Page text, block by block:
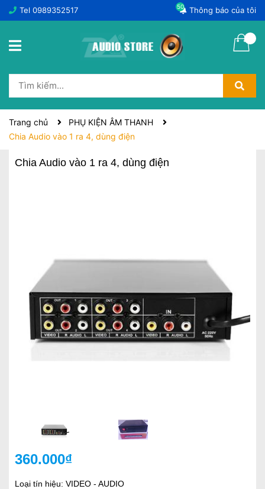
Tel 0989352517 Thông báo của tôi
50
Trang chủ
PHỤ KIỆN ÂM THANH
Chia Audio vào 1 ra 4, dùng điện
Chia Audio vào 1 ra 4, dùng điện
360.000₫
Loại tín hiệu: VIDEO - AUDIO